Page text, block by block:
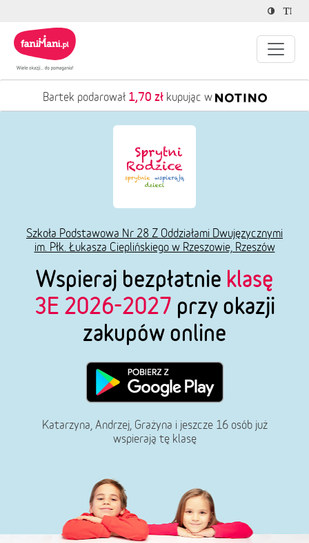
Bartek podarował 1,70 złkupując w
Szkoła Podstawowa Nr 28 Z Oddziałami Dwujęzycznymi
im. Płk. Łukasza Cieplińskiego w Rzeszowie, Rzeszów
Wspieraj bezpłatnie klasę
3E 2026-2027 przy okazji
zakupów online
Katarzyna, Andrzej, Grażyna i jeszcze 16 osób już
wspierają tę klasę